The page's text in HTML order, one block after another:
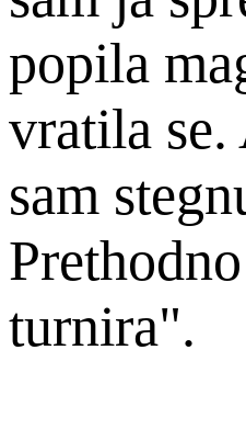
popila
vratila
sam
turnira".